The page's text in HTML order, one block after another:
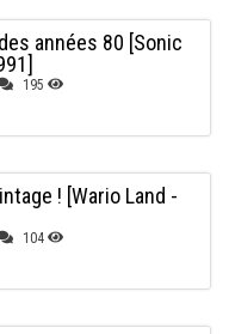
années 80 [Sonic
195
! [Wario Land -
104